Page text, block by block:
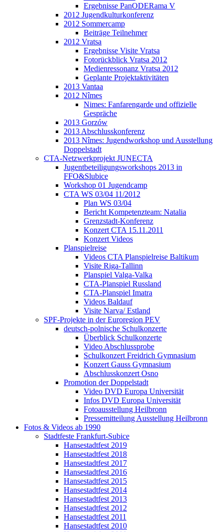
Ergebnisse PanODERama V
2012 Jugendkulturkonferenz
2012 Sommercamp
Beiträge Teilnehmer
2012 Vratsa
Ergebnisse Visite Vratsa
Fotorückblick Vratsa 2012
Medienressonanz Vratsa 2012
Geplante Projektaktivitäten
2013 Vantaa
2012 Nîmes
Nimes: Fanfarengarde und offizielle
Gespräche
2013 Gorzów
2013 Abschlusskonferenz
2013 Nîmes: Jugendworkshop und Ausstellung
Doppelstadt
CTA-Netzwerkprojekt JUNECTA
Jugentbeteiligungsworkshops 2013 in
FFO&Slubice
Workshop 01 Jugendcamp
CTA WS 03/04 11/2012
Plan WS 03/04
Bericht Kompetenzteam: Natalia
Grenzstadt-Konferenz
Konzert CTA 15.11.2011
Konzert Videos
Planspielreise
Videos CTA Planspielreise Baltikum
Visite Riga-Tallinn
Planspiel Valga-Valka
CTA-Planspiel Russland
CTA-Planspiel Imatra
Videos Baldauf
Visite Narva/ Estland
SPF-Projekte in der Euroregion PEV
deutsch-polnische Schulkonzerte
Überblick Schulkonzerte
Video Abschlussprobe
Schulkonzert Freidrich Gymnasium
Konzert Gauss Gymnasium
Abschlusskonzert Osno
Promotion der Doppelstadt
Video DVD Europa Universität
Infos DVD Europa Universität
Fotoausstellung Heilbronn
Pressemitteilung Ausstellung Heilbronn
Fotos & Videos ab 1990
Stadtfeste Frankfurt-Subice
Hansestadtfest 2019
Hansestadtfest 2018
Hansestadtfest 2017
Hansestadtfest 2016
Hansestadtfest 2015
Hansestadtfest 2014
Hansestadtfest 2013
Hansestadtfest 2012
Hansestadtfest 2011
Hansestadtfest 2010